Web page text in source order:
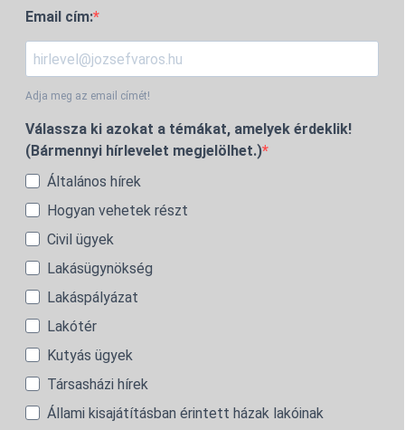
Email cím:
Adja meg az email címét!
Válassza ki azokat a témákat, amelyek érdeklik!
(Bármennyi hírlevelet megjelölhet.)
Általános hírek
Hogyan vehetek részt
Civil ügyek
Lakásügynökség
Lakáspályázat
Lakótér
Kutyás ügyek
Társasházi hírek
Állami kisajátításban érintett házak lakóinak